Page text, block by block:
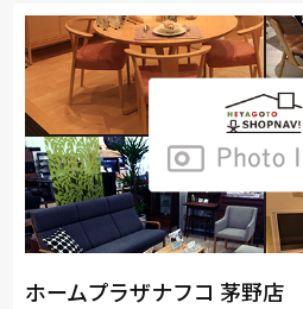
ホームプラザナフコ 茅野店